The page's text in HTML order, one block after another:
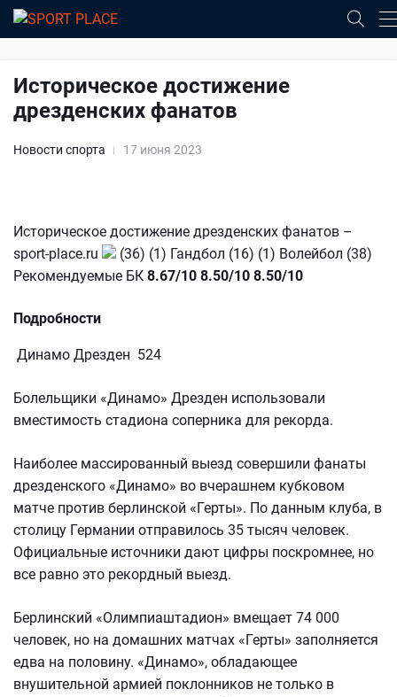
Историческое достижение
дрезденских фанатов
Новости спорта 17 июня 2023
Историческое достижение дрезденских фанатов –
sport-place.ru
(36) (1) Гандбол (16) (1) Волейбол (38)
Рекомендуемые БК 8.67/10 8.50/10 8.50/10
Подробности
Динамо Дрезден 524
Болельщики «Динамо» Дрезден использовали
вместимость стадиона соперника для рекорда.
Наиболее массированный выезд совершили фанаты
дрезденского «Динамо» во вчерашнем кубковом
матче против берлинской «Герты». По данным клуба, в
столицу Германии отправилось 35 тысяч человек.
Официальные источники дают цифры поскромнее, но
все равно это рекордный выезд.
Берлинский «Олимпиаштадион» вмещает 74 000
человек, но на домашних матчах «Герты» заполняется
едва на половину. «Динамо», обладающее
внушительной армией поклонников не только в